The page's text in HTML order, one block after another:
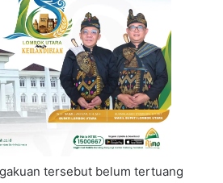
tersebut belum tertuang